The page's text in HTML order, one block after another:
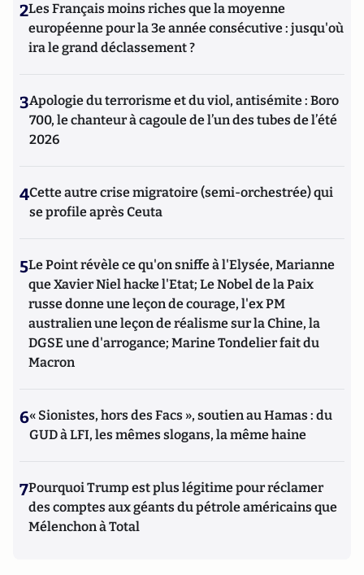
2Les Français moins riches que la moyenne
européenne pour la 3e année consécutive : jusqu'où
ira le grand déclassement ?
3Apologie du terrorisme et du viol, antisémite : Boro
700, le chanteur à cagoule de l’un des tubes de l’été
2026
4Cette autre crise migratoire (semi-orchestrée) qui
se profile après Ceuta
5Le Point révèle ce qu'on sniffe à l'Elysée, Marianne
que Xavier Niel hacke l'Etat; Le Nobel de la Paix
russe donne une leçon de courage, l'ex PM
australien une leçon de réalisme sur la Chine, la
DGSE une d'arrogance; Marine Tondelier fait du
Macron
6« Sionistes, hors des Facs », soutien au Hamas : du
GUD à LFI, les mêmes slogans, la même haine
7Pourquoi Trump est plus légitime pour réclamer
des comptes aux géants du pétrole américains que
Mélenchon à Total